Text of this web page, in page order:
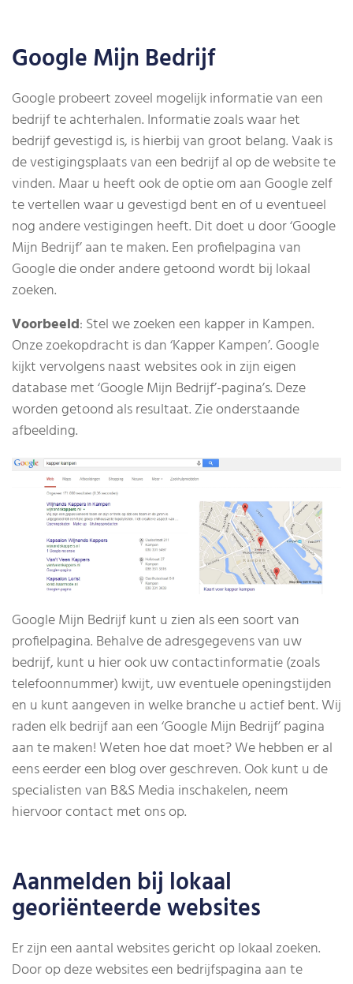
Google Mijn Bedrijf
Google probeert zoveel mogelijk informatie van een
bedrijf te achterhalen. Informatie zoals waar het
bedrijf gevestigd is, is hierbij van groot belang. Vaak is
de vestigingsplaats van een bedrijf al op de website te
vinden. Maar u heeft ook de optie om aan Google zelf
te vertellen waar u gevestigd bent en of u eventueel
nog andere vestigingen heeft. Dit doet u door ‘Google
Mijn Bedrijf’ aan te maken. Een profielpagina van
Google die onder andere getoond wordt bij lokaal
zoeken.
Voorbeeld: Stel we zoeken een kapper in Kampen.
Onze zoekopdracht is dan ‘Kapper Kampen’. Google
kijkt vervolgens naast websites ook in zijn eigen
database met ‘Google Mijn Bedrijf’-pagina’s. Deze
worden getoond als resultaat. Zie onderstaande
afbeelding.
Google Mijn Bedrijf kunt u zien als een soort van
profielpagina. Behalve de adresgegevens van uw
bedrijf, kunt u hier ook uw contactinformatie (zoals
telefoonnummer) kwijt, uw eventuele openingstijden
en u kunt aangeven in welke branche u actief bent. Wij
raden elk bedrijf aan een ‘Google Mijn Bedrijf’ pagina
aan te maken! Weten hoe dat moet? We hebben er al
eens eerder een blog over geschreven. Ook kunt u de
specialisten van B&S Media inschakelen, neem
hiervoor contact met ons op.
Aanmelden bij lokaal
georiënteerde websites
Er zijn een aantal websites gericht op lokaal zoeken.
Door op deze websites een bedrijfspagina aan te